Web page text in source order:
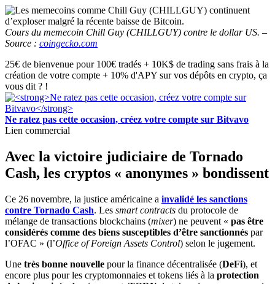
Cours du memecoin Chill Guy (CHILLGUY) contre le dollar US. –
Source : coingecko.com
25€ de bienvenue pour 100€ tradés + 10K$ de trading sans frais à la
création de votre compte + 10% d'APY sur vos dépôts en crypto, ça
vous dit ? !
Ne ratez pas cette occasion, créez votre compte sur Bitvavo
Lien commercial
Avec la victoire judiciaire de Tornado
Cash, les cryptos « anonymes » bondissent
Ce 26 novembre, la justice américaine a invalidé les sanctions
contre Tornado Cash. Les smart contracts du protocole de
mélange de transactions blockchains (mixer) ne peuvent « pas être
considérés comme des biens susceptibles d’être sanctionnés par
l’OFAC » (l’Office of Foreign Assets Control) selon le jugement.
Une très bonne nouvelle pour la finance décentralisée (DeFi), et
encore plus pour les cryptomonnaies et tokens liés à la protection